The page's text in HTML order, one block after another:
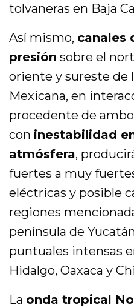
tolvaneras en Baja
Así mismo, canales
presión sobre el
oriente y sureste de
Mexicana, en
procedente de
con inestabilidad
atmósfera,
fuertes a muy
eléctricas y posible
regiones
península de
puntuales intensas
Hidalgo, Oaxaca y
La onda tropical